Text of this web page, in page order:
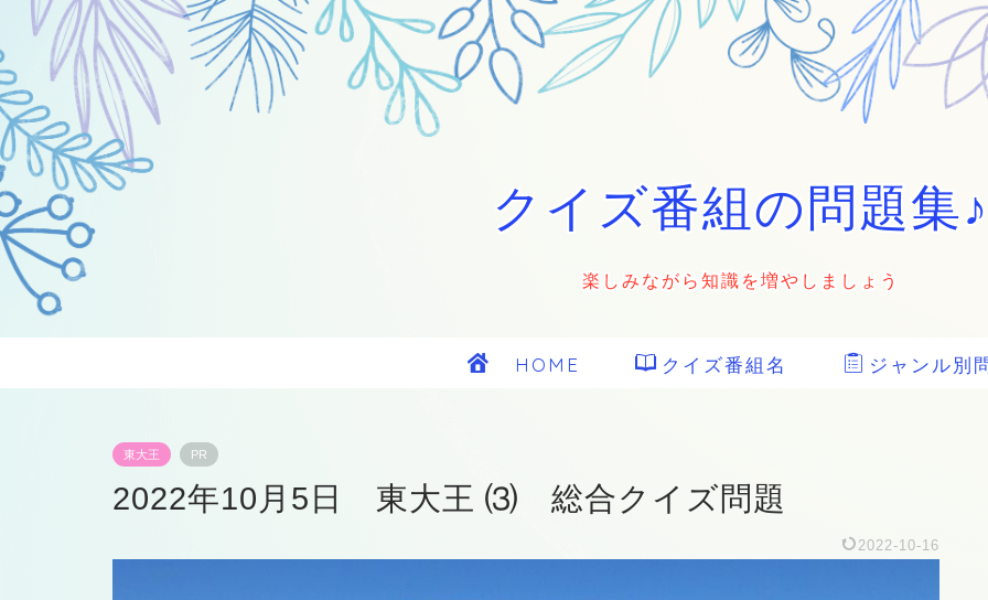
クイズ番組の問題集
楽しみながら知識を増やしましょう
HOME クイズ番組名 ジャンル別
東大王 PR
2022年10月5日 東大王 ⑶ 総合クイズ問題
2022-10-16